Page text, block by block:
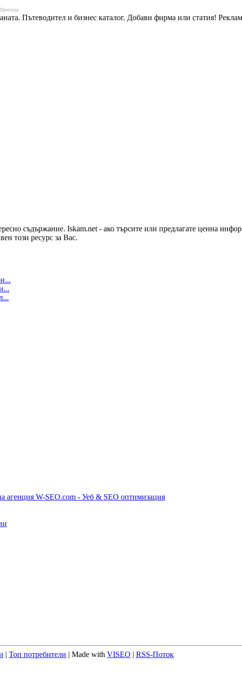
Прегледа
Пътеводител и бизнес каталог. Добави фирма или статия!
съдържание. Iskam.net - ако търсите или предлагате ценна
този ресурс за Вас.
агенция W-SEO.com - Уеб & SEO оптимизация
| Топ потребители | Made with VISEO | RSS-Поток